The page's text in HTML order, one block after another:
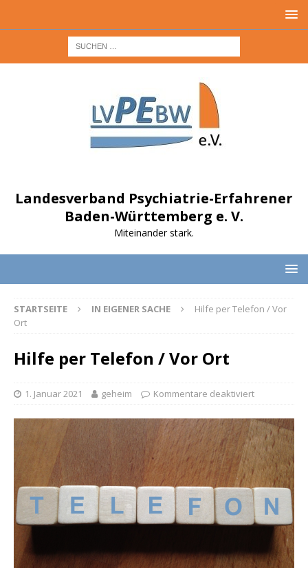
Landesverband Psychiatrie-Erfahrener
Baden-Württemberg e. V.
Miteinander stark.
STARTSEITE IN EIGENER SACHE
Hilfe per Telefon / Vor
Ort
Hilfe per Telefon / Vor Ort
1. Januar 2021 geheim Kommentare deaktiviert